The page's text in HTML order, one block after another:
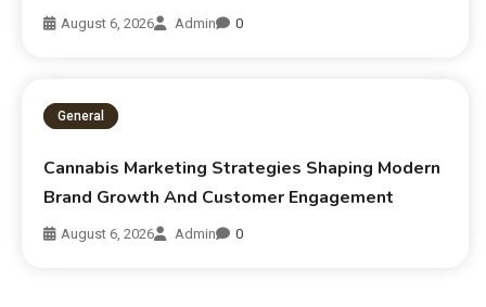
August 6, 2026 Admin 0
General
Cannabis Marketing Strategies Shaping Modern
Brand Growth And Customer Engagement
August 6, 2026 Admin 0